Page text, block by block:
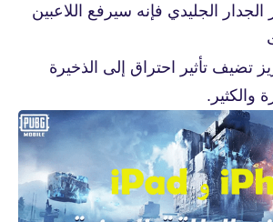
الجليدي فإنه سيرفع اللاعبين
تضيف تأثير احتراق إلى الذخيرة
والكثير.